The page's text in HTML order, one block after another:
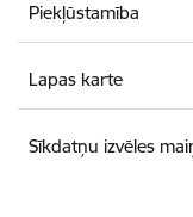
Piekļūstamība
Lapas karte
Sīkdatņu izvēles